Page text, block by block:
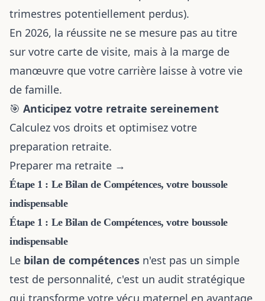
trimestres potentiellement perdus).
En 2026, la réussite ne se mesure pas au titre
sur votre carte de visite, mais à la marge de
manœuvre que votre carrière laisse à votre vie
de famille.
🎯 Anticipez votre retraite sereinement
Calculez vos droits et optimisez votre
preparation retraite.
Preparer ma retraite →
Étape 1 : Le Bilan de Compétences, votre boussole
indispensable
Étape 1 : Le Bilan de Compétences, votre boussole
indispensable
Le bilan de compétences n'est pas un simple
test de personnalité, c'est un audit stratégique
qui transforme votre vécu maternel en avantage